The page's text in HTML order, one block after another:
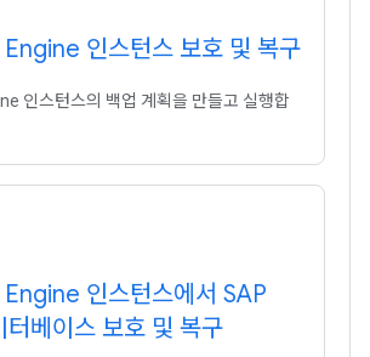
인스턴스 보호 및 복구
인스턴스의 백업 계획을 만들고 실행합
인스턴스에서 SAP
베이스 보호 및 복구